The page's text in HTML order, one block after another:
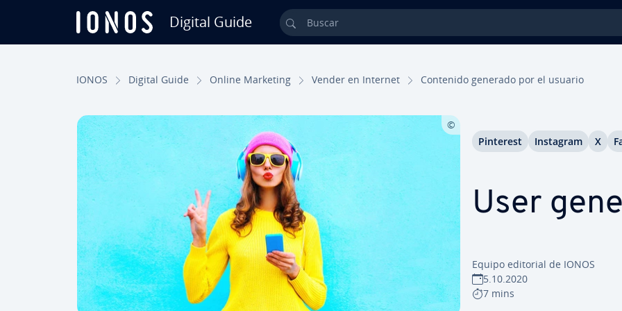
Digital Guide Buscar
IONOS Digital Guide Online Marketing Vender en Internet Contenido generado por el usuario
User
Equipo editorial de IONOS
5.10.2020
7 mins
Pinterest Instagram X